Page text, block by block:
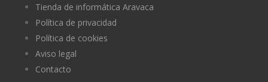
Tienda de informática Aravaca
Política de privacidad
Política de cookies
Aviso legal
Contacto